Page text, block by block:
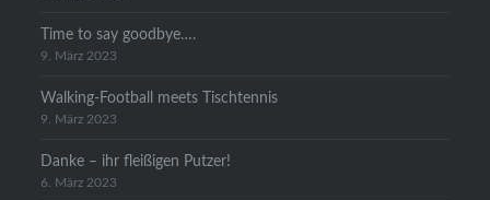
Time to say goodbye….
9. März 2023
Walking-Football meets Tischtennis
9. März 2023
Danke – ihr fleißigen Putzer!
6. März 2023